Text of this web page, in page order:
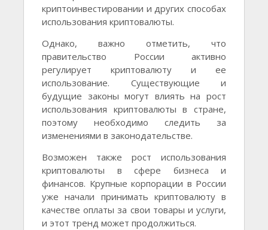
криптоинвестировании и других способах
использования криптовалюты.
Однако, важно отметить, что
правительство России активно
регулирует криптовалюту и ее
использование. Существующие и
будущие законы могут влиять на рост
использования криптовалюты в стране,
поэтому необходимо следить за
изменениями в законодательстве.
Возможен также рост использования
криптовалюты в сфере бизнеса и
финансов. Крупные корпорации в России
уже начали принимать криптовалюту в
качестве оплаты за свои товары и услуги,
и этот тренд может продолжиться.